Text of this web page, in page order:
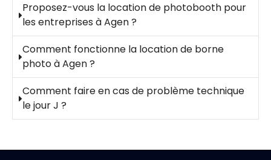
Proposez-vous la location de photobooth pour
les entreprises à Agen ?
Comment fonctionne la location de borne
photo à Agen ?
Comment faire en cas de problème technique
le jour J ?